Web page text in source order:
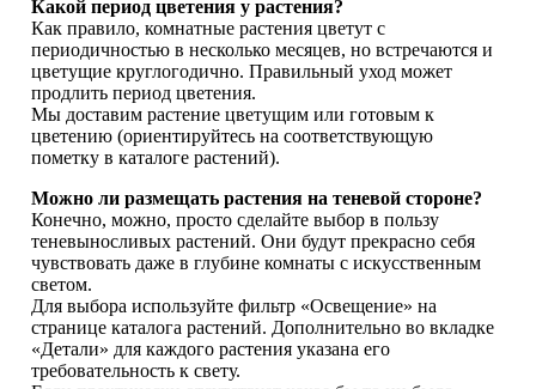
Какой период цветения у растения?
Как правило, комнатные растения цветут с
периодичностью в несколько месяцев, но встречаются и
цветущие круглогодично. Правильный уход может
продлить период цветения.
Мы доставим растение цветущим или готовым к
цветению (ориентируйтесь на соответствующую
пометку в каталоге растений).
Можно ли размещать растения на теневой стороне?
Конечно, можно, просто сделайте выбор в пользу
теневыносливых растений. Они будут прекрасно себя
чувствовать даже в глубине комнаты с искусственным
светом.
Для выбора используйте фильтр «Освещение» на
странице каталога растений. Дополнительно во вкладке
«Детали» для каждого растения указана его
требовательность к свету.